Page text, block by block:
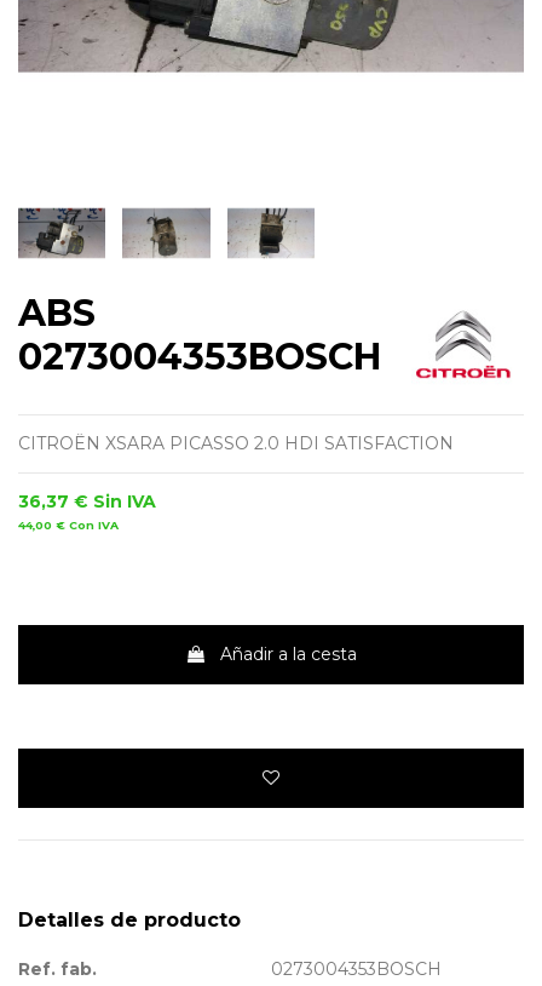
ABS
0273004353BOSCH
CITROËN XSARA PICASSO 2.0 HDI SATISFACTION
36,37 € Sin IVA
44,00 € Con IVA
Añadir a la cesta
Detalles de producto
Ref. fab.
0273004353BOSCH